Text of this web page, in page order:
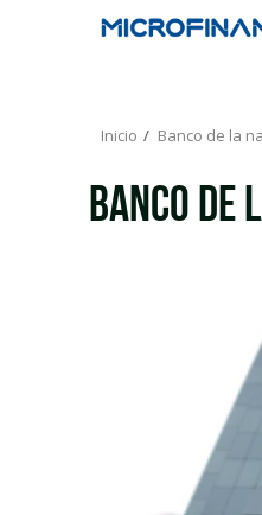
Inicio Banco de la
Banco de